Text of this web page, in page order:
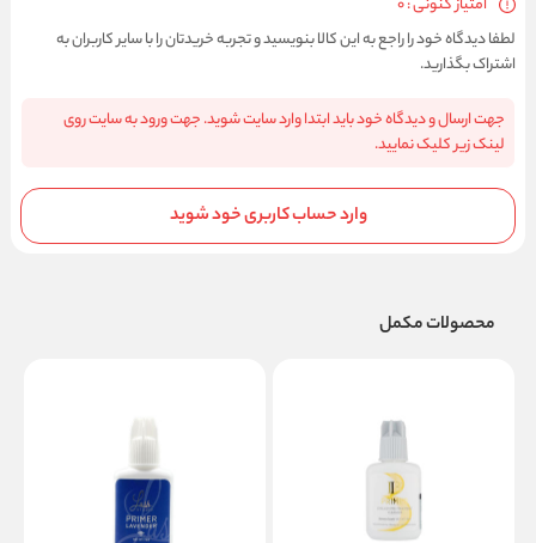
امتیاز کنونی : 0
لطفا دیدگاه خود را راجع به این کالا بنویسید و تجربه خریدتان را با سایر کاربران به
اشتراک بگذارید.
جهت ارسال و دیدگاه خود باید ابتدا وارد سایت شوید. جهت ورود به سایت روی
لینک زیر کلیک نمایید.
وارد حساب کاربری خود شوید
محصولات مکمل